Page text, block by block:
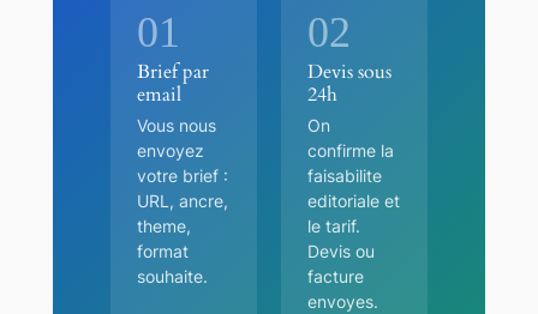
01
Brief par
email
Vous nous
envoyez
votre brief :
URL, ancre,
theme,
format
souhaite.
02
Devis sous
24h
On
confirme la
faisabilite
editoriale et
le tarif.
Devis ou
facture
envoyes.